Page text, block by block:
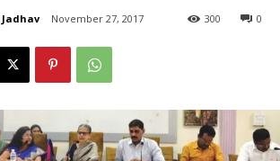
November 27, 2017 0
300